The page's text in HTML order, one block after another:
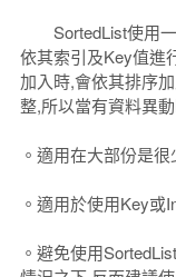
SortedList使用一
依其索引及Key值進
加入時,會依其排序
整,所以當有資料異
。適用在大部份是
。適用於使用Key或
。避免使用